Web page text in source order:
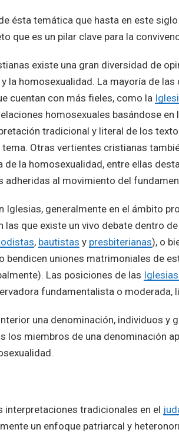
ésta temática que hasta en este
que es un pilar clave para la
existe una gran diversidad de
la homosexualidad. La mayoría de
cuentan con más fieles, como la
homosexuales basándose
tradicional y literal de los
tema. Otras vertientes cristianas
de la homosexualidad, entre ellas
adheridas al movimiento del
Iglesias, generalmente en el ámbito
las que existe un vivo debate dentro
, bautistas y presbiterianas), o
bendicen uniones matrimoniales de
Las posiciones de las
fundamentalista o moderada,
una denominación, individuos y
los miembros de una denominación
interpretaciones tradicionales en el
un enfoque patriarcal y